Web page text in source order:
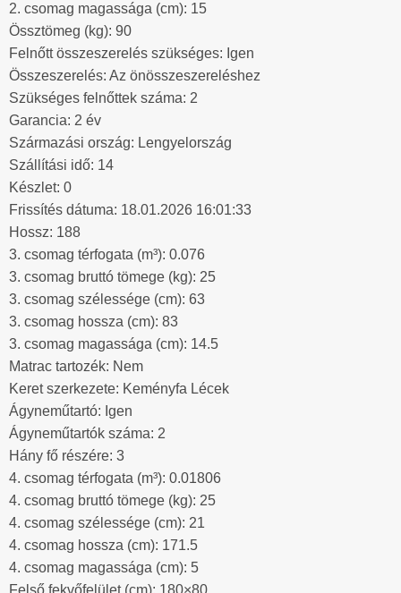
2. csomag magassága (cm): 15
Össztömeg (kg): 90
Felnőtt összeszerelés szükséges: Igen
Összeszerelés: Az önösszeszereléshez
Szükséges felnőttek száma: 2
Garancia: 2 év
Származási ország: Lengyelország
Szállítási idő: 14
Készlet: 0
Frissítés dátuma: 18.01.2026 16:01:33
Hossz: 188
3. csomag térfogata (m³): 0.076
3. csomag bruttó tömege (kg): 25
3. csomag szélessége (cm): 63
3. csomag hossza (cm): 83
3. csomag magassága (cm): 14.5
Matrac tartozék: Nem
Keret szerkezete: Keményfa Lécek
Ágyneműtartó: Igen
Ágyneműtartók száma: 2
Hány fő részére: 3
4. csomag térfogata (m³): 0.01806
4. csomag bruttó tömege (kg): 25
4. csomag szélessége (cm): 21
4. csomag hossza (cm): 171.5
4. csomag magassága (cm): 5